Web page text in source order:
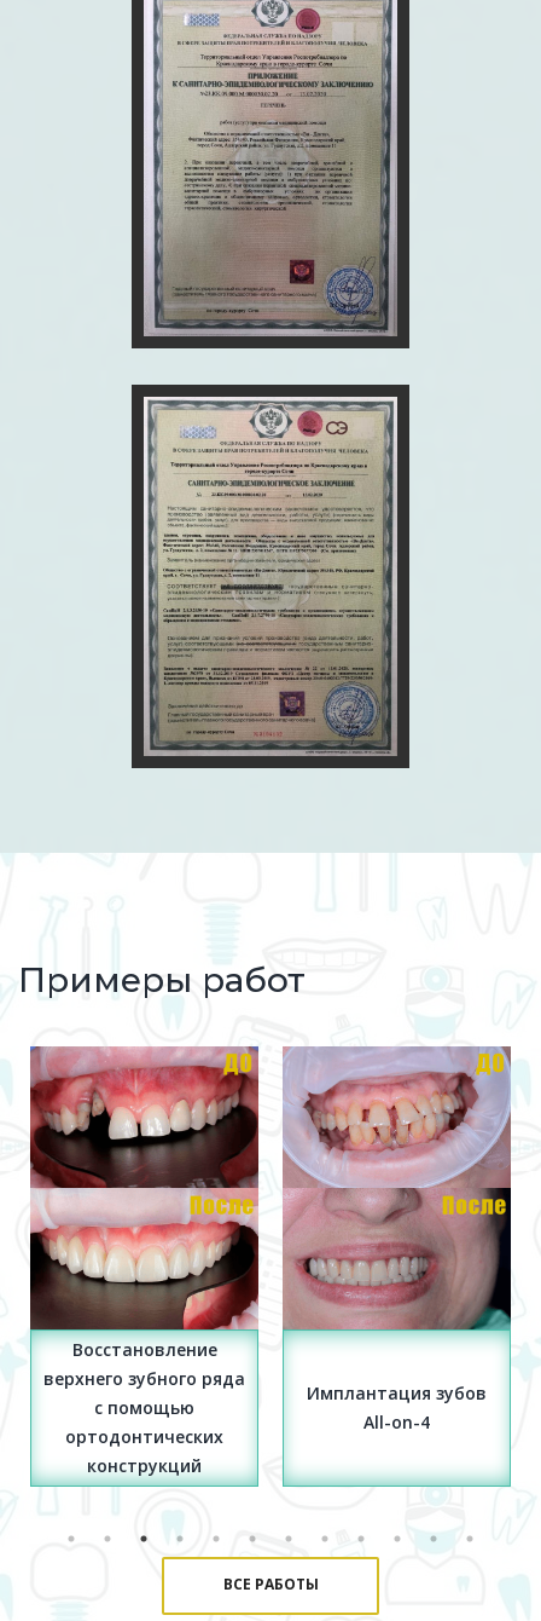
Примеры работ
Имплантация зубов
All-on-4
Установка имплантов
ВСЕ РАБОТЫ